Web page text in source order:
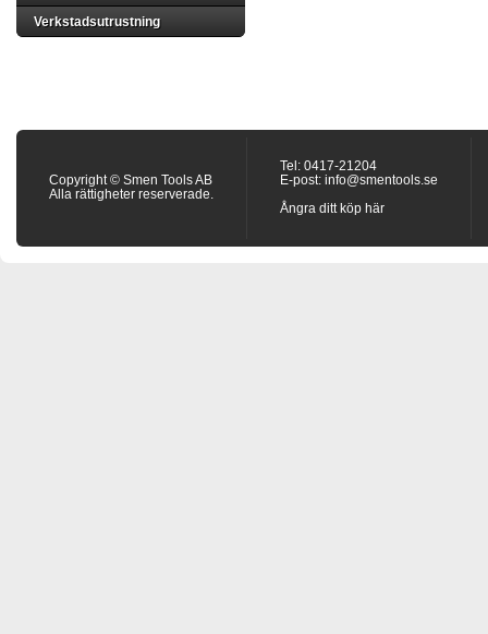
Verkstadsutrustning
Copyright © Smen Tools AB
Alla rättigheter reserverade.
Tel: 0417-21204
E-post: info@smentools.se
Ångra ditt köp här